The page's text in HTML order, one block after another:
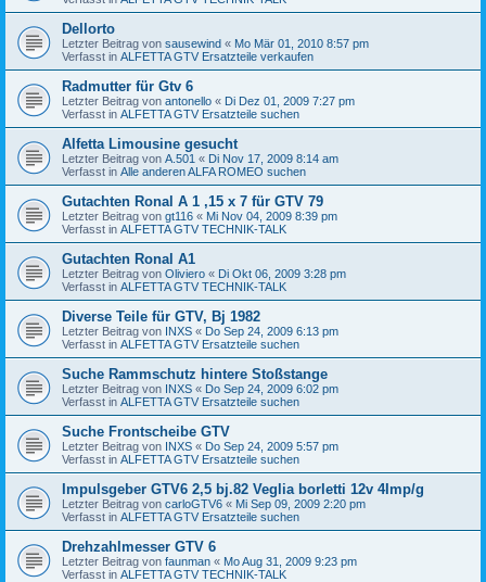
Dellorto
Letzter Beitrag von sausewind « Mo Mär 01, 2010 8:57 pm
Verfasst in ALFETTA GTV Ersatzteile verkaufen
Radmutter für Gtv 6
Letzter Beitrag von antonello « Di Dez 01, 2009 7:27 pm
Verfasst in ALFETTA GTV Ersatzteile suchen
Alfetta Limousine gesucht
Letzter Beitrag von A.501 « Di Nov 17, 2009 8:14 am
Verfasst in Alle anderen ALFA ROMEO suchen
Gutachten Ronal A 1 ,15 x 7 für GTV 79
Letzter Beitrag von gt116 « Mi Nov 04, 2009 8:39 pm
Verfasst in ALFETTA GTV TECHNIK-TALK
Gutachten Ronal A1
Letzter Beitrag von Oliviero « Di Okt 06, 2009 3:28 pm
Verfasst in ALFETTA GTV TECHNIK-TALK
Diverse Teile für GTV, Bj 1982
Letzter Beitrag von INXS « Do Sep 24, 2009 6:13 pm
Verfasst in ALFETTA GTV Ersatzteile suchen
Suche Rammschutz hintere Stoßstange
Letzter Beitrag von INXS « Do Sep 24, 2009 6:02 pm
Verfasst in ALFETTA GTV Ersatzteile suchen
Suche Frontscheibe GTV
Letzter Beitrag von INXS « Do Sep 24, 2009 5:57 pm
Verfasst in ALFETTA GTV Ersatzteile suchen
Impulsgeber GTV6 2,5 bj.82 Veglia borletti 12v 4Imp/g
Letzter Beitrag von carloGTV6 « Mi Sep 09, 2009 2:20 pm
Verfasst in ALFETTA GTV Ersatzteile suchen
Drehzahlmesser GTV 6
Letzter Beitrag von faunman « Mo Aug 31, 2009 9:23 pm
Verfasst in ALFETTA GTV TECHNIK-TALK